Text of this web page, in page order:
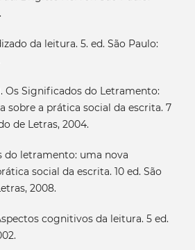
da leitura. 5. ed. São Paulo:
Os Significados do Letramento:
sobre a prática social da escrita. 7
de Letras, 2004.
do letramento: uma nova
social da escrita. 10 ed. São
2008.
cognitivos da leitura. 5 ed.